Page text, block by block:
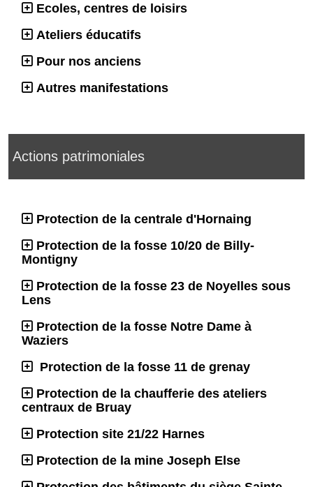
Ecoles, centres de loisirs
Ateliers éducatifs
Pour nos anciens
Autres manifestations
Actions patrimoniales
Protection de la centrale d'Hornaing
Protection de la fosse 10/20 de Billy-
Montigny
Protection de la fosse 23 de Noyelles sous
Lens
Protection de la fosse Notre Dame à
Waziers
Protection de la fosse 11 de grenay
Protection de la chaufferie des ateliers
centraux de Bruay
Protection site 21/22 Harnes
Protection de la mine Joseph Else